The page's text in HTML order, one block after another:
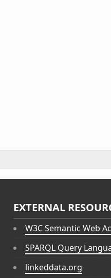
EXTERNAL
W3C Semantic Web
SPARQL Query
linkeddata.org